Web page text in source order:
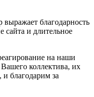
благодарность
и длительное
на наши
коллектива, их
и благодарим за